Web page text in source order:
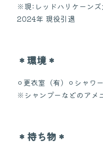
※現:レッドハリケーンズ
2024年 現役引退
＊環境＊
⚪︎更衣室（有）⚪︎シャワー
※シャンプーなどのアメ
＊持ち物＊